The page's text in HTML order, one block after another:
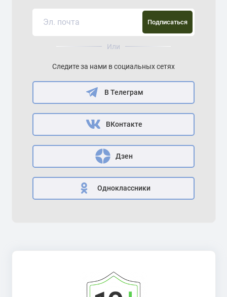
Подписаться
Или
Следите за нами в социальных сетях
В Телеграм
ВКонтакте
Дзен
Одноклассники